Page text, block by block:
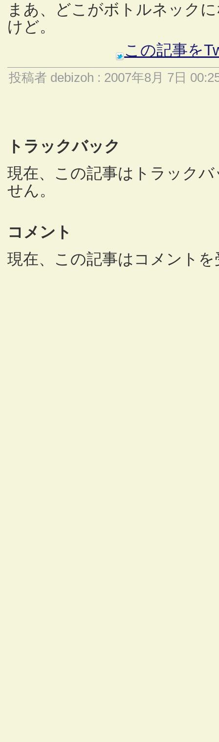
まあ、どこがボトルネック
けど。
この記事を
投稿者 debizoh : 2007年8月 7日
トラックバック
現在、この記事はトラック
せん。
コメント
現在、この記事はコメント